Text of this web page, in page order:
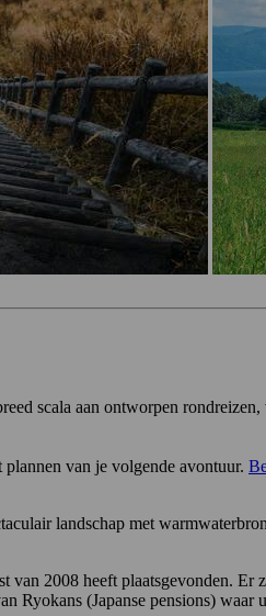
scala aan ontworpen
van je volgende avontuur.
landschap met
2008 heeft plaatsgevonden.
(Japanse pensions) waar